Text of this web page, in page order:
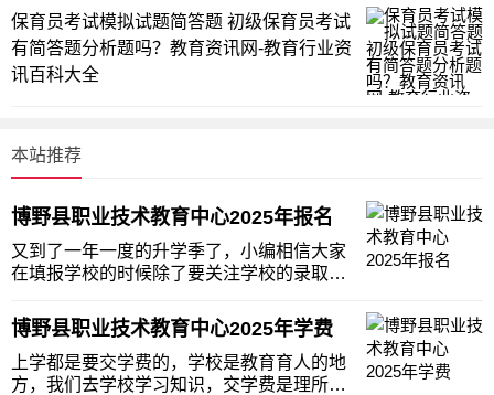
保育员考试模拟试题简答题 初级保育员考试
有简答题分析题吗？教育资讯网-教育行业资
讯百科大全
本站推荐
博野县职业技术教育中心2025年报名
又到了一年一度的升学季了，小编相信大家
在填报学校的时候除了要关注学校的录取分
校的招生报名录取条件等信息，因为只有符
合学校的招生计划，才可以到学校就读，今
天小编就给大家整理了博野县职业技术教育
中心的相关招
博野县职业技术教育中心2025年学费
上学都是要交学费的，学校是教育育人的地
方，我们去学校学习知识，交学费是理所当